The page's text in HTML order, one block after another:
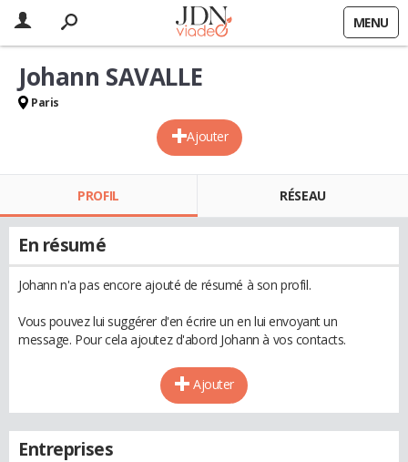
MENU
Ajouter
Johann SAVALLE
Paris
PROFIL RÉSEAU
En résumé
Johann n'a pas encore ajouté de résumé à son profil.
Vous pouvez lui suggérer d'en écrire un en lui envoyant un
message. Pour cela ajoutez d'abord Johann à vos contacts.
Ajouter
Entreprises